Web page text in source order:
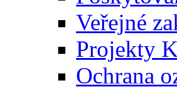
Veřejné
Projekty
Ochrana